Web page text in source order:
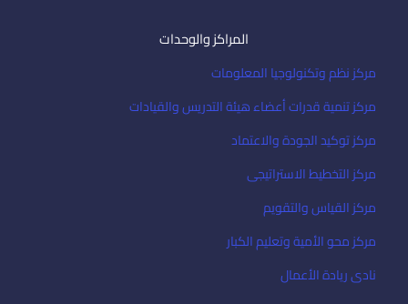
المراكز والوحدات
مركز نظم وتكنولوجيا المعلومات
مركز تنمية قدرات أعضاء هيئة التدريس والقيادات
مركز توكيد الجودة والاعتماد
مركز التخطيط الاستراتيجى
مركز القياس والتقويم
مركز محو الأمية وتعليم الكبار
نادى ريادة الأعمال